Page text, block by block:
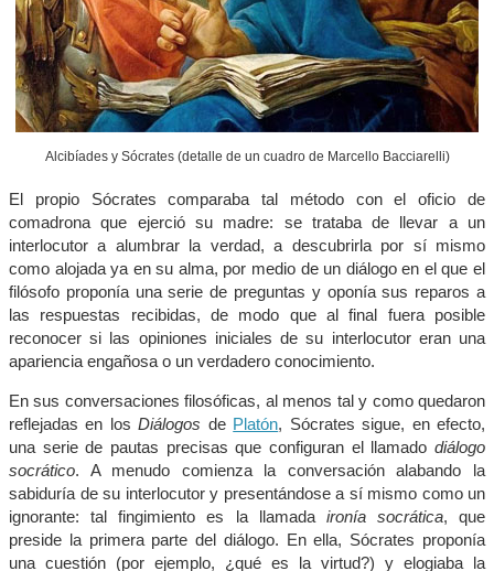
Alcibíades y Sócrates (detalle de un cuadro de Marcello Bacciarelli)
El propio Sócrates comparaba tal método con el oficio de
comadrona que ejerció su madre: se trataba de llevar a un
interlocutor a alumbrar la verdad, a descubrirla por sí mismo
como alojada ya en su alma, por medio de un diálogo en el que el
filósofo proponía una serie de preguntas y oponía sus reparos a
las respuestas recibidas, de modo que al final fuera posible
reconocer si las opiniones iniciales de su interlocutor eran una
apariencia engañosa o un verdadero conocimiento.
En sus conversaciones filosóficas, al menos tal y como quedaron
reflejadas en losDiálogos de Platón, Sócrates sigue, en efecto,
una serie de pautas precisas que configuran el llamado diálogo
socrático. A menudo comienza la conversación alabando la
sabiduría de su interlocutor y presentándose a sí mismo como un
ignorante: tal fingimiento es la llamada ironía socrática, que
preside la primera parte del diálogo. En ella, Sócrates proponía
una cuestión (por ejemplo, ¿qué es la virtud?) y elogiaba la